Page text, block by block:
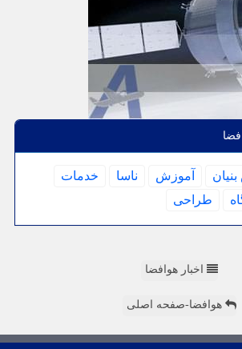
آموزش ناسا
خدمات
طراحی
اخبار هوافضا
هوافضا-صفحه اصلی